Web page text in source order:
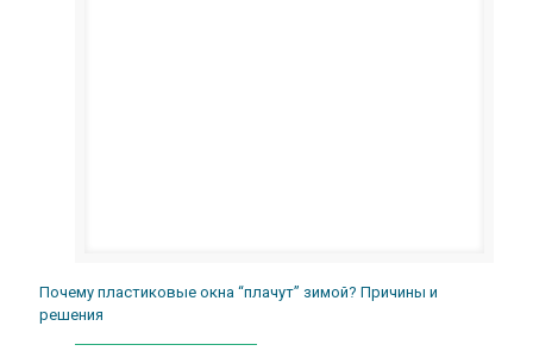
Почему пластиковые окна “плачут” зимой? Причины и
решения